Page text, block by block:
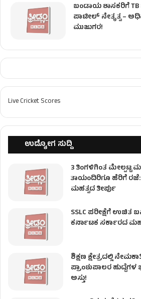
ಬಂಡಾಯ ಶಾಸಕರಿಗೆ
ಪಾಟೀಲ್ ನೇತೃತ್ವ –
ಮುಜುಗರ!
Live Cricket Scores
ಉದ್ಯೋಗ ಸುದ್ದಿ
3 ತಿಂಗಳಿಗಿಂತ ಮೇಲ್ಪಟ್ಟ
ತಾಯಂದಿರಿಗೂ ಹೆರಿಗೆ
ಮಹತ್ವದ ತೀರ್ಪು
SSLC ಪರೀಕ್ಷೆಗೆ ಉಚಿತ
ಕರ್ನಾಟಕ ಸರ್ಕಾರದ
ಶಿಕ್ಷಣ ಕ್ಷೇತ್ರದಲ್ಲಿ
ಪ್ರಾಂಶುಪಾಲರ
ಅಸ್ತು!